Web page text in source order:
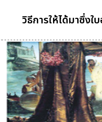
วิธีการให้ได้มาซึ่ง